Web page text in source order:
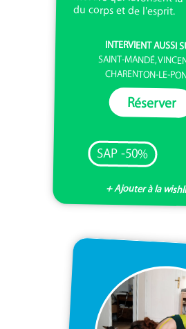
du corps et de l'esprit.
INTERVIENT AUSSI
SAINT-MANDÉ,
CHARENTON-LE-
Réserver
SAP -50%
+ Ajouter à la